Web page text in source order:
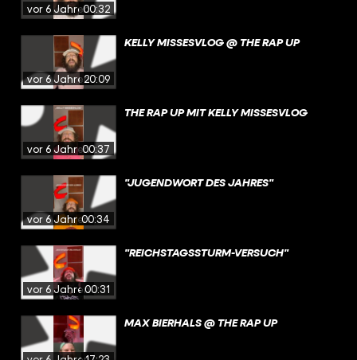
vor 6 Jahren00:32
vor 6 Jahren20:09
KELLY MISSESVLOG @ THE RAP UP
vor 6 Jahren00:37
THE RAP UP MIT KELLY MISSESVLOG
vor 6 Jahren00:34
"JUGENDWORT DES JAHRES"
vor 6 Jahren00:31
"REICHSTAGSSTURM-VERSUCH"
MAX BIERHALS @ THE RAP UP